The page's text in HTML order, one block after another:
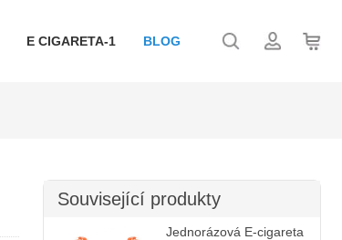
E CIGARETA-1 BLOG
Související produkty
Jednorázová E-cigareta